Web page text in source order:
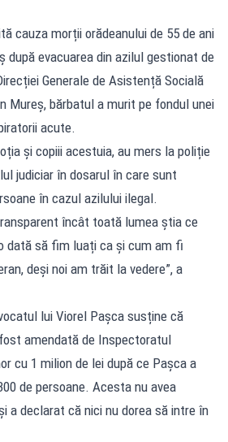
cauza morții orădeanului de 55 de ani
după evacuarea din azilul gestionat de
Generale de Asistență Socială
Mureș, bărbatul a murit pe fondul unei
acute.
și copiii acestuia, au mers la poliție
judiciar în dosarul în care sunt
în cazul azilului ilegal.
încât toată lumea ştia ce
dată să fim luați ca și cum am fi
deși noi am trăit la vedere”, a
lui Viorel Pașca susține că
amendată de Inspectoratul
cu 1 milion de lei după ce Pașca a
de persoane. Acesta nu avea
a declarat că nici nu dorea să intre în